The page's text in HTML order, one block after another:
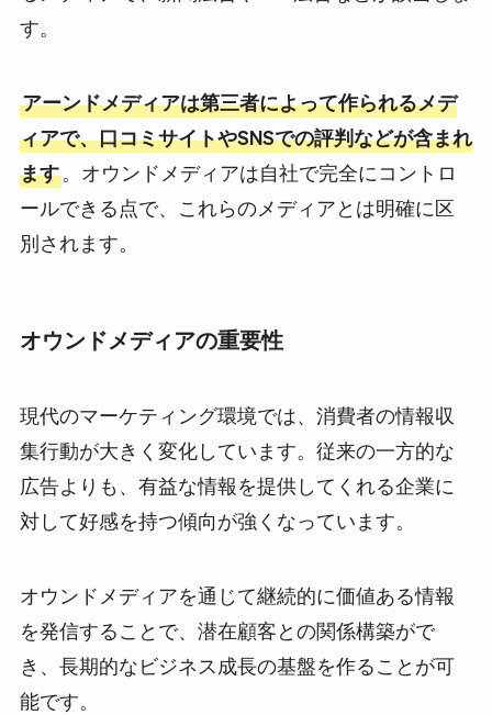
す。
アーンドメディアは第三者によって作られるメデ
ィアで、口コミサイトやSNSでの評判などが含まれ
ます。オウンドメディアは自社で完全にコントロ
ールできる点で、これらのメディアとは明確に区
別されます。
オウンドメディアの重要性
現代のマーケティング環境では、消費者の情報収
集行動が大きく変化しています。従来の一方的な
広告よりも、有益な情報を提供してくれる企業に
対して好感を持つ傾向が強くなっています。
オウンドメディアを通じて継続的に価値ある情報
を発信することで、潜在顧客との関係構築がで
き、長期的なビジネス成長の基盤を作ることが可
能です。